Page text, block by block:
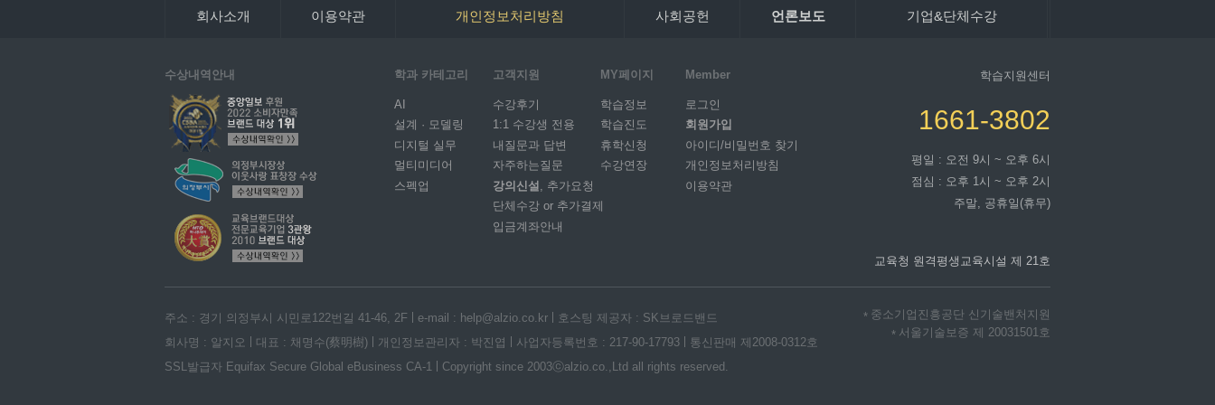
회사소개 이용약관 개인정보처리방침 사회공헌 언론보도 기업&단체수강
수상내역안내 학과 카테고리
AI
설계 · 모델링
디지털 실무
멀티미디어
스펙업
고객지원
수강후기
1:1 수강생 전용
내질문과 답변
자주하는질문
강의신설 , 추가요청
단체수강 or 추가결제
입금계좌안내
MY페이지
학습정보
학습진도
휴학신청
수강연장
Member
로그인
회원가입
아이디/비밀번호 찾기
개인정보처리방침
이용약관
학습지원센터
1661-3802
평일 : 오전 9시 ~ 오후 6시
점심 : 오후 1시 ~ 오후 2시
주말, 공휴일(휴무)
교육청 원격평생교육시설 제 21호
주소 : 경기 의정부시 시민로122번길 41-46, 2F e-mail : help@alzio.co.kr
호스팅 제공자 : SK브로드밴드
회사명 : 알지오
대표 : 채명수(蔡明樹) 개인정보관리자 : 박진엽 사업자등록번호 : 217-90-17793
통신판매 제2008-0312호
SSL발급자 Equifax Secure Global eBusiness CA-1
Copyright since 2003ⓒalzio.co.,Ltd all rights reserved.
* 중소기업진흥공단 신기술밴처지원
* 서울기술보증 제 20031501호